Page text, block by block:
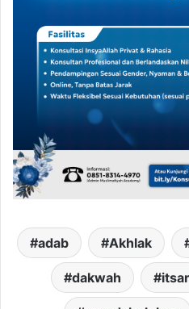
adab Akhlak
dakwah itsar